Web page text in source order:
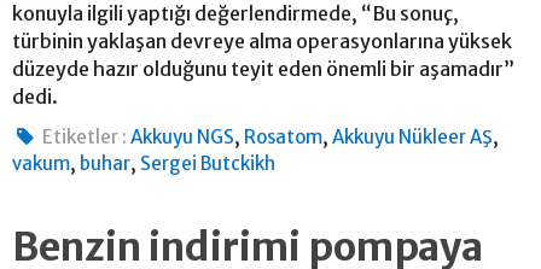
konuyla ilgili yaptığı değerlendirmede, “Bu sonuç,
türbinin yaklaşan devreye alma operasyonlarına yüksek
düzeyde hazır olduğunu teyit eden önemli bir aşamadır”
dedi.
Etiketler : Akkuyu NGS, Rosatom,Akkuyu Nükleer AŞ,
vakum, buhar, Sergei Butckikh
Benzin indirimi pompaya